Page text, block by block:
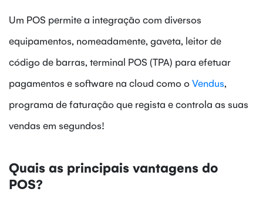
Um POS permite a integração com diversos
equipamentos, nomeadamente, gaveta, leitor de
código de barras, terminal POS (TPA) para efetuar
pagamentos e software na cloud como oVendus,
programa de faturação que regista e controla as suas
vendas em segundos!
Quais as principais vantagens do
POS?